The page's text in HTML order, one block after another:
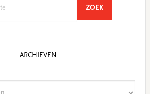
ZOEKSEARCH
ARCHIEVEN